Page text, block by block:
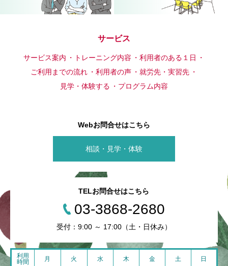
サービス
サービス案内 トレーニング内容
利用者のある１日
ご利用までの流れ
利用者の声
就労先・実習先
見学・体験する
プログラム内容
Webお問合せはこちら
相談・見学・体験
TELお問合せはこちら
03-3868-2680
受付：9:00 ～ 17:00（土・日休み）
利用
時間
月 火 水 木 金 土 日